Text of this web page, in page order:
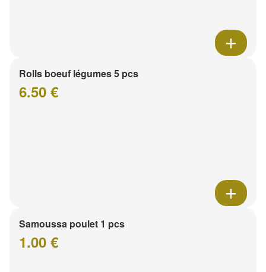
Rolls boeuf légumes 5 pcs
6.50 €
Samoussa poulet 1 pcs
1.00 €